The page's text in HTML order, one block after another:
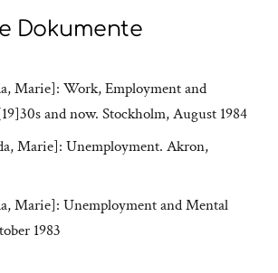
Dokumente
Marie]: Work, Employment and
and now. Stockholm, August 1984
Marie]: Unemployment. Akron,
Marie]: Unemployment and Mental
1983